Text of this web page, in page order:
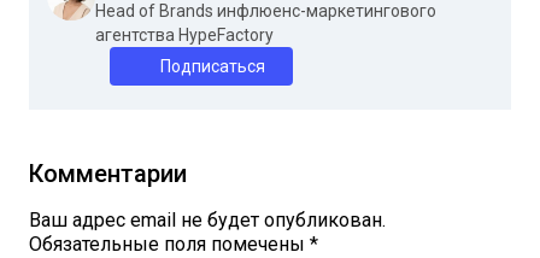
Head of Brands инфлюенс-маркетингового
агентства HypeFactory
Подписаться
Комментарии
Ваш адрес email не будет опубликован.
Обязательные поля помечены *